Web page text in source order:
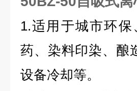
1.适用于城市环
药、染料印染、酿
设备冷却等。